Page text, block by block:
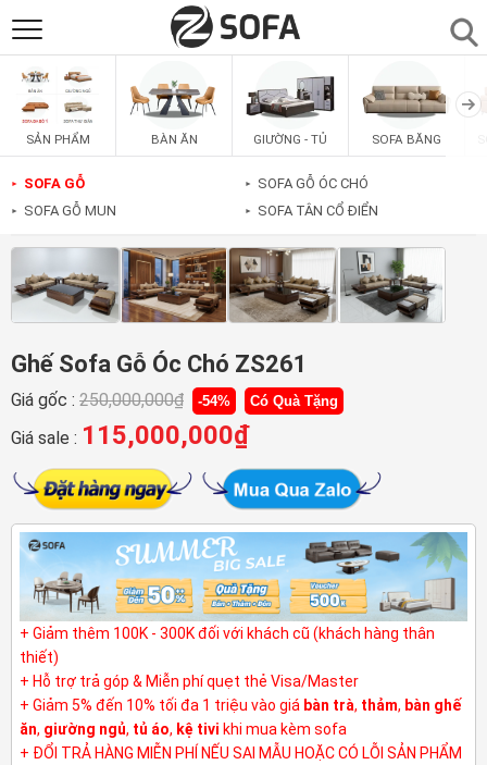
SẢN PHẨM
SOFAS
PHÒNG ĂN
PHÒNG NGỦ
PHÒNG KHÁCH
SẢN PHẨM BÀN ĂN GIƯỜNG - TỦ SOFA BĂNG
► SOFA GỖ
► SOFA GỖ MUN
► SOFA GỖ ÓC CHÓ
► SOFA TÂN CỔ ĐIỂN
Ghế Sofa Gỗ Óc Chó ZS261
Giá gốc : 250,000,000₫ -54% Có Quà Tặng
Giá sale : 115,000,000₫
+ Giảm thêm 100K - 300K đối với khách cũ (khách hàng thân
thiết)
+ Hỗ trợ trả góp & Miễn phí quẹt thẻ Visa/Master
+ Giảm 5% đến 10% tối đa 1 triệu vào giá bàn trà, thảm, bàn ghế
ăn, giường ngủ, tủ áo, kệ tivi khi mua kèm sofa
+ ĐỔI TRẢ HÀNG MIỄN PHÍ NẾU SAI MẪU HOẶC CÓ LỖI SẢN PHẨM